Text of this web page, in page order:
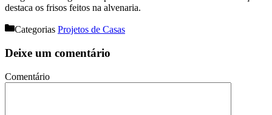
destaca os frisos feitos na alvenaria.
Categorias Projetos de Casas
Deixe um comentário
Comentário